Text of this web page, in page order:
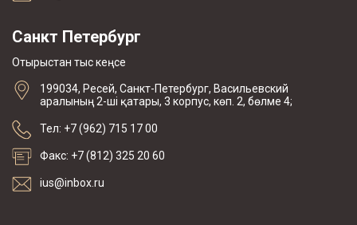
Санкт Петербург
Отырыстан тыс кеңсе
199034, Ресей, Санкт-Петербург, Васильевский
аралының 2-ші қатары, 3 корпус, көп. 2, бөлме 4;
Тел: +7 (962) 715 17 00
Факс: +7 (812) 325 20 60
ius@inbox.ru